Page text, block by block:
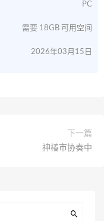
PC
需要 18GB 可用空间
2026年03月15日
下一篇
神椿市协奏中